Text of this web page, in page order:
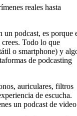
reales hasta
un podcast, es porque
Todo lo que
o smartphone) y
de podcasting
auriculares, filtros
de escucha.
un podcast de